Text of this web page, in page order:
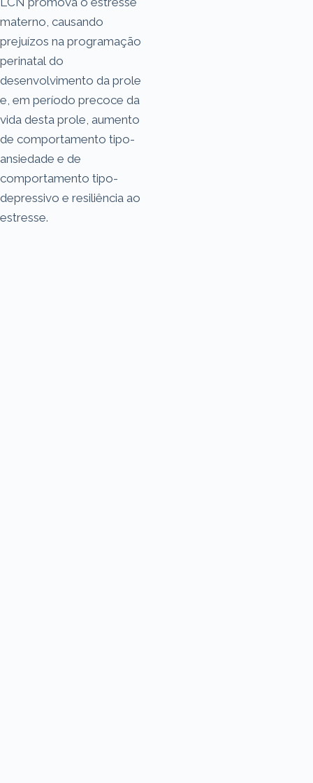
materno, causando
prejuízos na programação
perinatal do
desenvolvimento da prole
e, em período precoce da
vida desta prole, aumento
de comportamento tipo-
ansiedade e de
comportamento tipo-
depressivo e resiliência ao
estresse.